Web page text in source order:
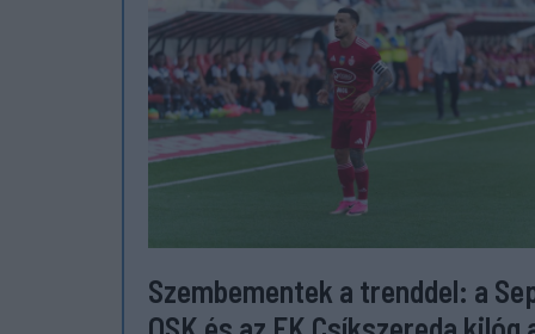
Szembementek a trenddel: a